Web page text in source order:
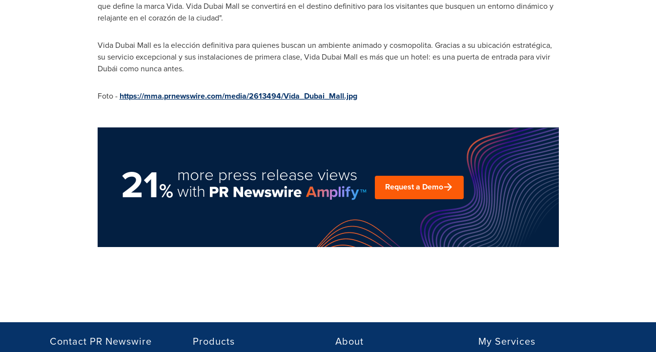
que define la marca Vida. Vida Dubai Mall se convertirá en el destino definitivo para los visitantes que busquen un entorno dinámico y
relajante en el corazón de la ciudad".
Vida Dubai Mall es la elección definitiva para quienes buscan un ambiente animado y cosmopolita. Gracias a su ubicación estratégica,
su servicio excepcional y sus instalaciones de primera clase, Vida Dubai Mall es más que un hotel: es una puerta de entrada para vivir
Dubái como nunca antes.
Foto - https://mma.prnewswire.com/media/2613494/Vida_Dubai_Mall.jpg
21%
more press release views
with Request a Demo
Contact PR Newswire Products About My Services